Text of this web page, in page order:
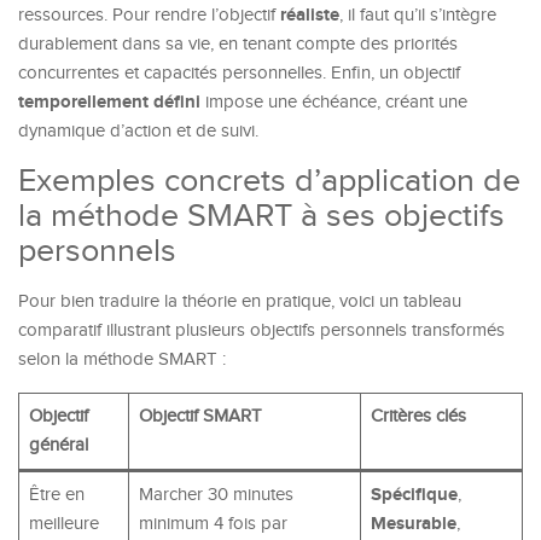
ressources. Pour rendre l’objectif réaliste, il faut qu’il s’intègre
durablement dans sa vie, en tenant compte des priorités
concurrentes et capacités personnelles. Enfin, un objectif
temporellement défini impose une échéance, créant une
dynamique d’action et de suivi.
Exemples concrets d’application de
la méthode SMART à ses objectifs
personnels
Pour bien traduire la théorie en pratique, voici un tableau
comparatif illustrant plusieurs objectifs personnels transformés
selon la méthode SMART :
Objectif
général
Objectif SMART Critères clés
Être en
meilleure
Marcher 30 minutes
minimum 4 fois par
Spécifique,
Mesurable,